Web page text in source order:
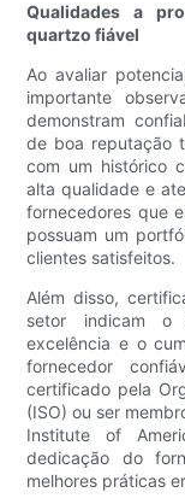
Qualidades a
quartzo fiável
Ao avaliar
importante
demonstram
de boa reputação
com um histórico
alta qualidade e
fornecedores que
possuam um
clientes satisfeitos.
Além disso,
setor indicam o
excelência e o
fornecedor
certificado pela
(ISO) ou ser
Institute of
dedicação do
melhores práticas